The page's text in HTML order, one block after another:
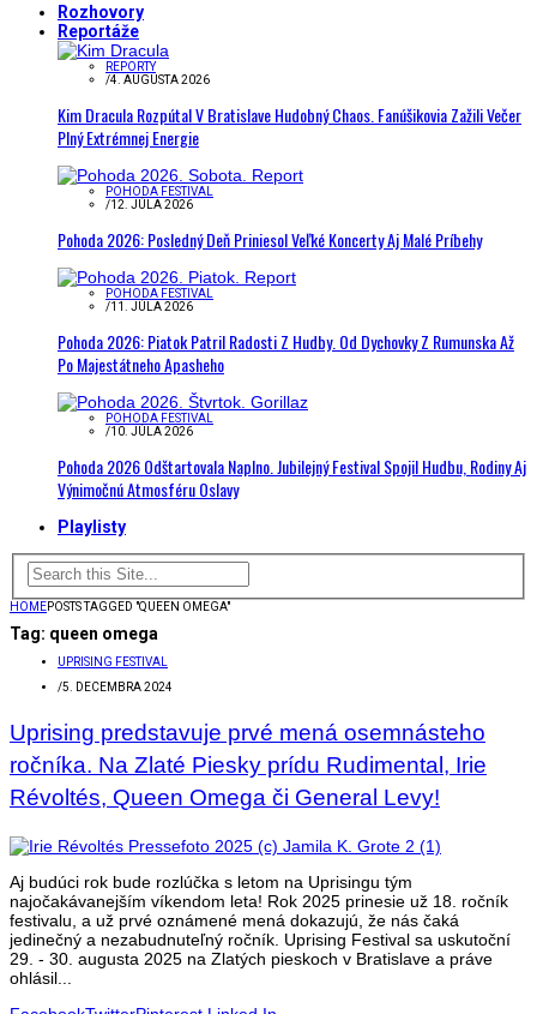
Rozhovory
Reportáže
REPORTY
/4. AUGUSTA 2026
Kim Dracula Rozpútal V Bratislave Hudobný Chaos. Fanúšikovia Zažili Večer
Plný Extrémnej Energie
POHODA FESTIVAL
/12. JÚLA 2026
Pohoda 2026: Posledný Deň Priniesol Veľké Koncerty Aj Malé Príbehy
POHODA FESTIVAL
/11. JÚLA 2026
Pohoda 2026: Piatok Patril Radosti Z Hudby. Od Dychovky Z Rumunska Až
Po Majestátneho Apasheho
POHODA FESTIVAL
/10. JÚLA 2026
Pohoda 2026 Odštartovala Naplno. Jubilejný Festival Spojil Hudbu, Rodiny Aj
Výnimočnú Atmosféru Oslavy
Playlisty
HOMEPOSTS TAGGED "QUEEN OMEGA"
Tag: queen omega
UPRISING FESTIVAL
/5. DECEMBRA 2024
Uprising predstavuje prvé mená osemnásteho
ročníka. Na Zlaté Piesky prídu Rudimental, Irie
Révoltés, Queen Omega či General Levy!
Aj budúci rok bude rozlúčka s letom na Uprisingu tým
najočakávanejším víkendom leta! Rok 2025 prinesie už 18. ročník
festivalu, a už prvé oznámené mená dokazujú, že nás čaká
jedinečný a nezabudnuteľný ročník. Uprising Festival sa uskutoční
29. - 30. augusta 2025 na Zlatých pieskoch v Bratislave a práve
ohlásil...